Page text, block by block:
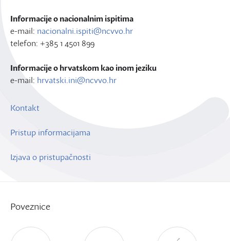
Informacije o nacionalnim ispitima
e-mail: nacionalni.ispiti@ncvvo.hr
telefon: +385 1 4501 899
Informacije o hrvatskom kao inom jeziku
e-mail: hrvatski.ini@ncvvo.hr
Kontakt
Pristup informacijama
Izjava o pristupačnosti
Poveznice